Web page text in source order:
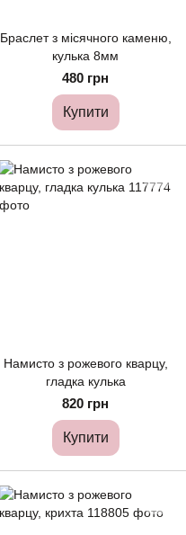
Браслет з місячного каменю,
кулька 8мм
480 грн
Купити
Намисто з рожевого кварцу,
гладка кулька
820 грн
Купити